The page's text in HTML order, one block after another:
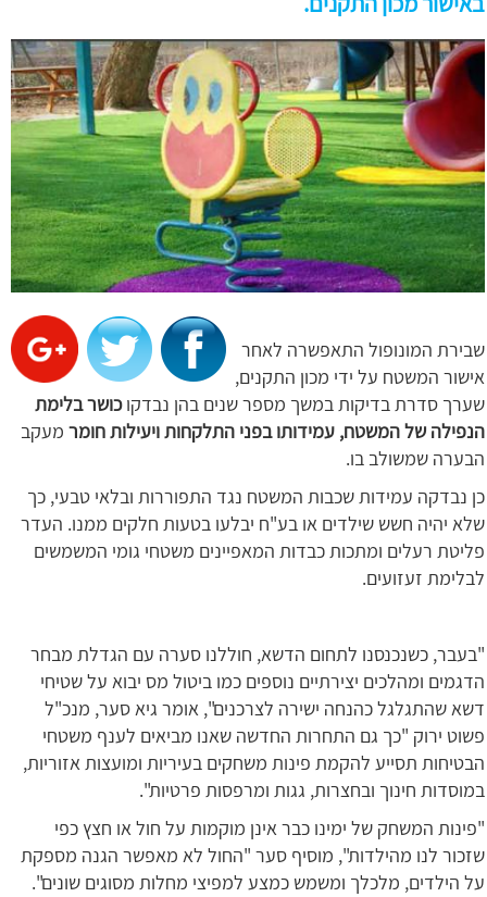
שבירת המונופול התאפשרה לאחר
אישור המשטח על ידי מכון התקנים,
שערך סדרת בדיקות במשך מספר שנים בהן נבדקוכושר בלימת
הנפילה של המשטח, עמידותו בפני התלקחות ויעילות חומר מעקב
הבערה שמשולב בו.
כן נבדקה עמידות שכבות המשטח נגד התפוררות ובלאי טבעי, כך
שלא יהיה חשש שילדים או בע"ח יבלעו בטעות חלקים ממנו. העדר
פליטת רעלים ומתכות כבדות המאפיינים משטחי גומי המשמשים
לבלימת זעזועים.
"בעבר, כשנכנסנו לתחום הדשא, חוללנו סערה עם הגדלת מבחר
הדגמים ומהלכים יצירתיים נוספים כמו ביטול מס יבוא על שטיחי
דשא שהתגלגל כהנחה ישירה לצרכנים", אומר גיא סער, מנכ"ל
פשוט ירוק "כך גם התחרות החדשה שאנו מביאים לענף משטחי
הבטיחות תסייע להקמת פינות משחקים בעיריות ומועצות אזוריות,
במוסדות חינוך ובחצרות, גגות ומרפסות פרטיות".
"פינות המשחק של ימינו כבר אינן מוקמות על חול או חצץ כפי
שזכור לנו מהילדות", מוסיף סער "החול לא מאפשר הגנה מספקת
על הילדים, מלכלך ומשמש כמצע למפיצי מחלות מסוגים שונים".